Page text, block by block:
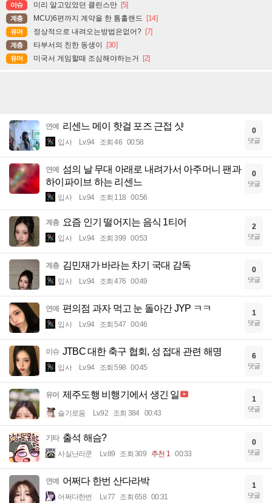
이슈 미리 알고있었던 클린스만 [5]
계층 MCU)6편까지 계약을 한 톰홀랜드 [14]
유머 정상적으로 내려오는방법은없어? [7]
계층 타부서의 친한 동생이 [30]
유머 미국서 게임할때 조심해야하는거 [2]
연예 리센느 메이 핫걸 포즈 근접 샷
입사 Lv.94 조회 46 00:58
0
댓글
연예
섬의 날 무대 아래로 내려가서 아주머니 팬과
하이파이브 하는 리센느
입사 Lv.94 조회 118 00:56
0
댓글
계층 요즘 인기 떨어지는 음식 1티어
입사 Lv.94 조회 399 00:53
2
댓글
계층 김민재가 바라는 차기 국대 감독
입사 Lv.94 조회 476 00:49
0
댓글
연예 편의점 과자 먹고 눈 돌아간 JYP ㅋㅋ
입사 Lv.94 조회 547 00:46
1
댓글
이슈 JTBC 대한 축구 협회, 성 접대 관련 해명
입사 Lv.94 조회 598 00:45
6
댓글
유머 제주도행 비행기에서 생긴 일
슬기로움 Lv.92 조회 384 00:43
1
댓글
기타 출석 해슴?
사실난라쿤 Lv.89 조회 309 추천 1 00:33
0
댓글
연예 어쩌다 한번 산다라박
어쩌다한번 Lv.77 조회 658 00:31
1
댓글